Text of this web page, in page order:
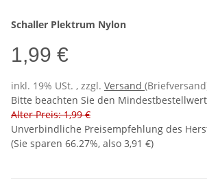
Schaller Plektrum Nylon
1,99 €
inkl. 19% USt. , zzgl. Versand
Bitte beachten Sie den Mindestbestellwert
Alter Preis: 1,99 €
Unverbindliche Preisempfehlung des
(Sie sparen 66.27%, also 3,91 €)